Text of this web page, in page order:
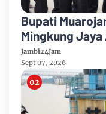
Bupati
Mingkung Jaya
Mandiri 2026
Jambi24Jam
Sept 07, 2026